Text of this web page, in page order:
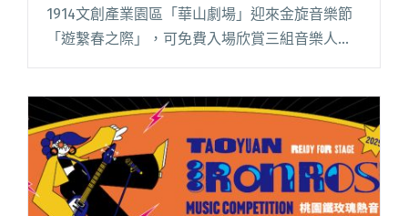
1914文創產業園區「華山劇場」迎來金旋音樂節
「遊繫春之際」，可免費入場欣賞三組音樂人及
兩組共演組合，歡迎喜歡音樂的你一同共襄盛
屆參賽者及音樂人前輩閱讀全文 "第43屆政大金
旋獎報名開始！金旋音樂節率先推出雷擎、溫蒂
漫步、林昱君等陣容回饋參賽者"